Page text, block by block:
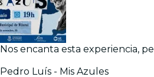
Nos encanta esta experiencia,
Pedro Luís - Mis Azules